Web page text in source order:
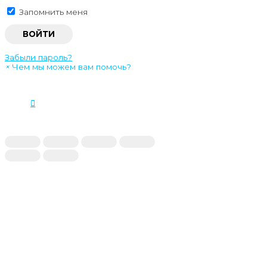
Запомнить меня
Забыли пароль?
× Чем мы можем вам помочь?